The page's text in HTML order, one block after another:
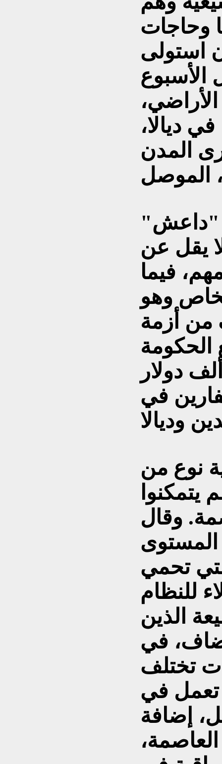
وحاجات
استولى
ديالا،
المدن
"داعش"
يقل عن
فيما
وهو
من أزمة
الحكومة
تخصيص 850 ألف دولار
في
نوع من
وقال
تحمي
للنظام
الذين
في
تختلف
تعمل في
إضافة